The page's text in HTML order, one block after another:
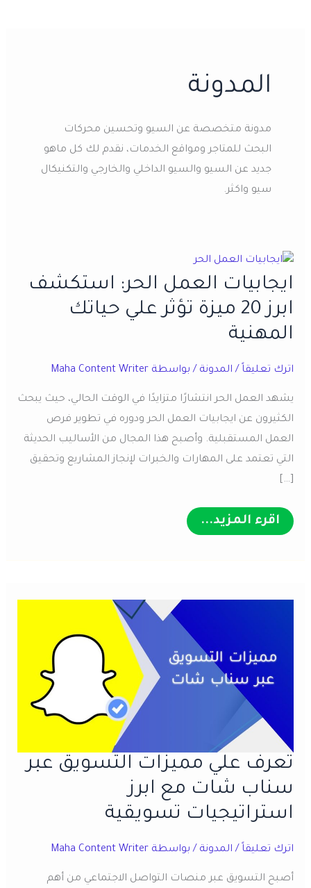
المدونة
مدونة متخصصة عن السيو وتحسين محركات
البحث للمتاجر ومواقع الخدمات، نقدم لك كل ماهو
جديد عن السيو والسيو الداخلي والخارجي والتكنيكال
سيو واكثر.
ايجابيات العمل الحر​: استكشف
ابرز 20 ميزة تؤثر علي حياتك
المهنية
اترك تعليقاً / المدونة / بواسطة Maha Content Writer
يشهد العمل الحر انتشارًا متزايدًا في الوقت الحالي، حيث يبحث
الكثيرون عن ايجابيات العمل الحر​ ودوره في تطوير فرص
العمل المستقبلية. وأصبح هذا المجال من الأساليب الحديثة
التي تعتمد على المهارات والخبرات لإنجاز المشاريع وتحقيق
[…]
ايجابيات
العمل
20
حياتك
المهنية
اقرء المزيد...
تعرف علي مميزات التسويق عبر
سناب شات مع ابرز
استراتيجيات تسويقية
اترك تعليقاً / المدونة / بواسطة Maha Content Writer
أصبح التسويق عبر منصات التواصل الاجتماعي من أهم